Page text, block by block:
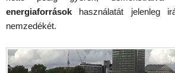
energiaforrások használatát jelenleg
nemzedékét.